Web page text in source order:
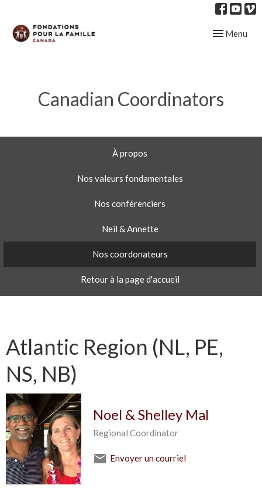
Toggle
Menu
Canadian Coordinators
À propos
Nos valeurs fondamentales
Nos conférenciers
Neil & Annette
Nos coordonateurs
Retour à la page d'accueil
Atlantic Region (NL, PE,
NS, NB)
Noel & Shelley Mal
Regional Coordinator
Envoyer un courriel